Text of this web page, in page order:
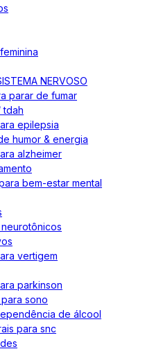
NERVOSO
parar de fumar
tdah
epilepsia
humor & energia
alzheimer
bem-estar mental
vertigem
parkinson
sono
de álcool
para snc